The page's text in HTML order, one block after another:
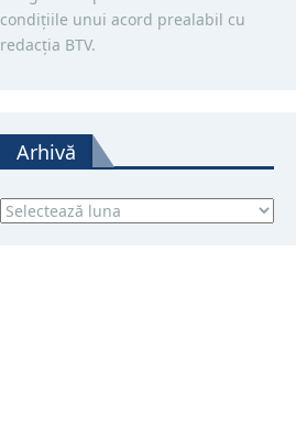
condiţiile unui acord prealabil cu
redacţia BTV.
Arhivă
Arhivă